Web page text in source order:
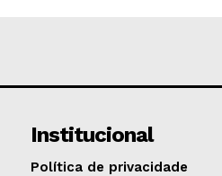
Institucional
Política de privacidade